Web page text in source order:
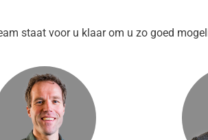
staat voor u klaar om u zo goed